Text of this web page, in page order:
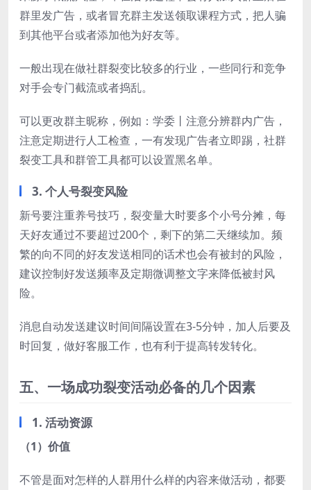
群里发广告，或者冒充群主发送领取课程方式，把人骗
到其他平台或者添加他为好友等。
一般出现在做社群裂变比较多的行业，一些同行和竞争
对手会专门截流或者捣乱。
可以更改群主昵称，例如：学委丨注意分辨群内广告，
注意定期进行人工检查，一有发现广告者立即踢，社群
裂变工具和群管工具都可以设置黑名单。
3. 个人号裂变风险
新号要注重养号技巧，裂变量大时要多个小号分摊，每
天好友通过不要超过200个，剩下的第二天继续加。频
繁的向不同的好友发送相同的话术也会有被封的风险，
建议控制好发送频率及定期微调整文字来降低被封风
险。
消息自动发送建议时间间隔设置在3-5分钟，加人后要及
时回复，做好客服工作，也有利于提高转发转化。
五、一场成功裂变活动必备的几个因素
1. 活动资源
（1）价值
不管是面对怎样的人群用什么样的内容来做活动，都要